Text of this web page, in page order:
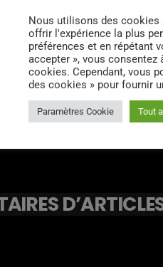
Nous utilisons des cookies
offrir l'expérience la plus
préférences et en répétant
accepter », vous consentez
cookies. Cependant, vous
des cookies » pour fournir
Paramètres Cookie Tout